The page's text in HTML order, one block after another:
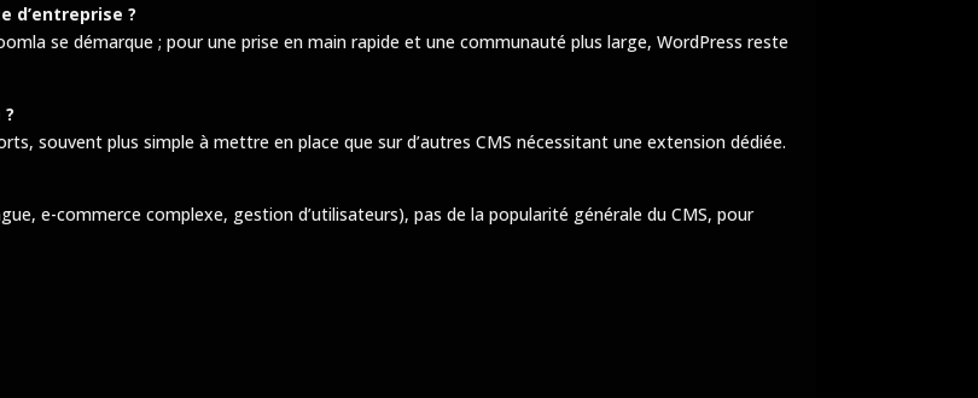
d’entreprise ?
se démarque ; pour une prise en main rapide et une communauté plus large, WordPress reste
souvent plus simple à mettre en place que sur d’autres CMS nécessitant une extension dédiée.
e-commerce complexe, gestion d’utilisateurs), pas de la popularité générale du CMS, pour